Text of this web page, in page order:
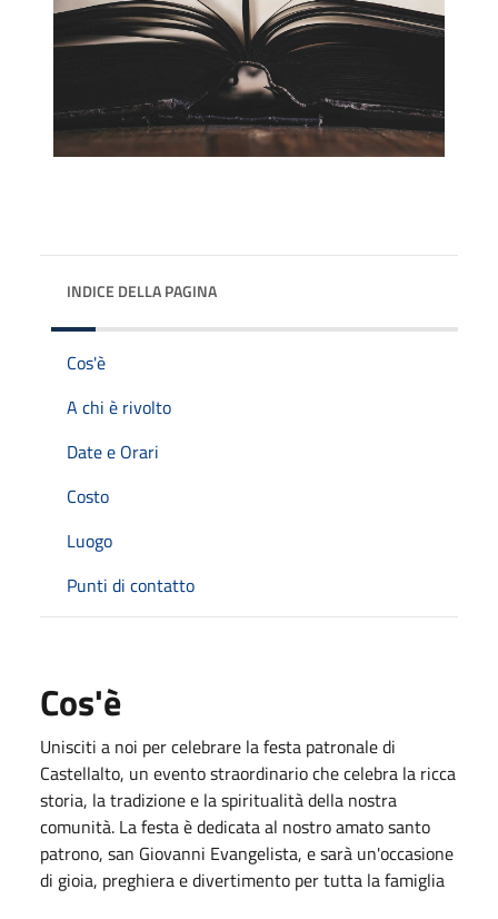
INDICE DELLA PAGINA
Cos'è
A chi è rivolto
Date e Orari
Costo
Luogo
Punti di contatto
Cos'è
Unisciti a noi per celebrare la festa patronale di
Castellalto, un evento straordinario che celebra la ricca
storia, la tradizione e la spiritualità della nostra
comunità. La festa è dedicata al nostro amato santo
patrono, san Giovanni Evangelista, e sarà un'occasione
di gioia, preghiera e divertimento per tutta la famiglia